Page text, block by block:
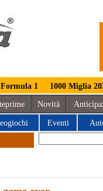
Formula 1 1000 Miglia
Novità
Eventi